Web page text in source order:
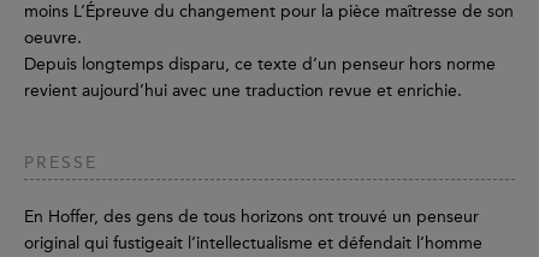
moins L’Épreuve du changement pour la pièce maîtresse de son
oeuvre.
Depuis longtemps disparu, ce texte d’un penseur hors norme
revient aujourd’hui avec une traduction revue et enrichie.
PRESSE
En Hoffer, des gens de tous horizons ont trouvé un penseur
original qui fustigeait l’intellectualisme et défendait l’homme